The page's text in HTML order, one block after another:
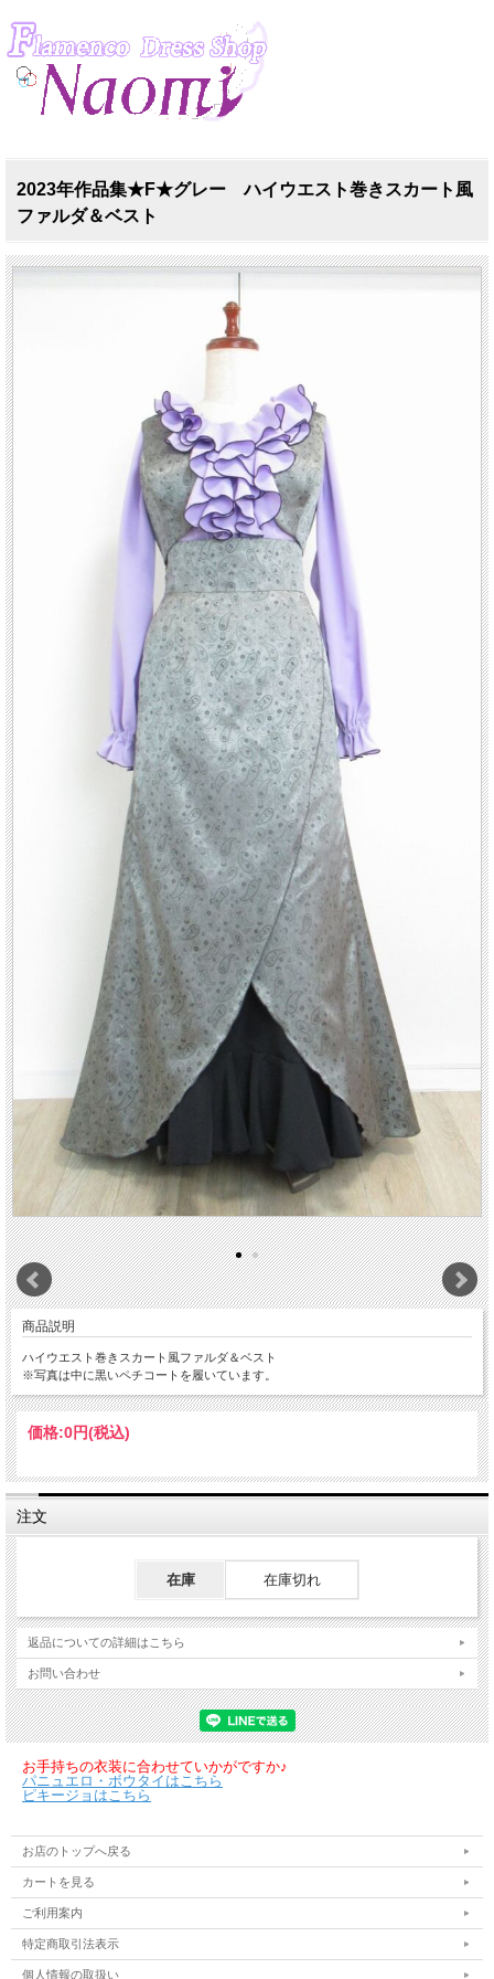
2023年作品集★F★グレー ハイウエスト巻きスカート風
ファルダ＆ベスト
商品説明
ハイウエスト巻きスカート風ファルダ＆ベスト
※写真は中に黒いペチコートを履いています。
価格:0円(税込)
注文
在庫 在庫切れ
返品についての詳細はこちら
お問い合わせ
お手持ちの衣装に合わせていかがですか♪
パニュエロ・ボウタイはこちら
ピキージョはこちら
お店のトップへ戻る
カートを見る
ご利用案内
特定商取引法表示
個人情報の取扱い